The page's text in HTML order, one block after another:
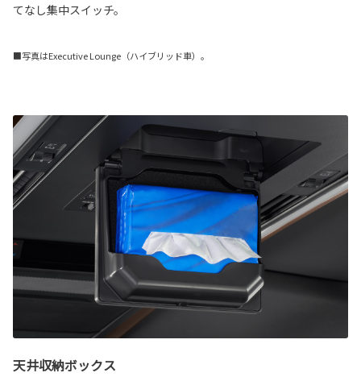
てなし集中スイッチ。
■写真はExecutive Lounge（ハイブリッド車）。
天井収納ボックス